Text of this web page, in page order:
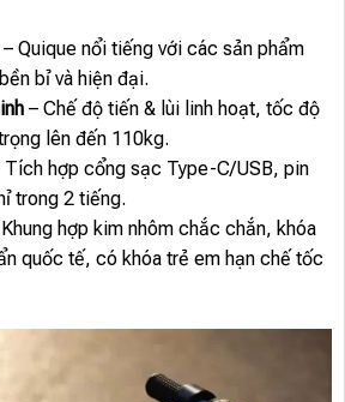
Quique nổi tiếng với các sản phẩm
bỉ và hiện đại.
– Chế độ tiến & lùi linh hoạt, tốc độ
lên đến 110kg.
hợp cổng sạc Type-C/USB, pin
trong 2 tiếng.
hợp kim nhôm chắc chắn, khóa
quốc tế, có khóa trẻ em hạn chế tốc